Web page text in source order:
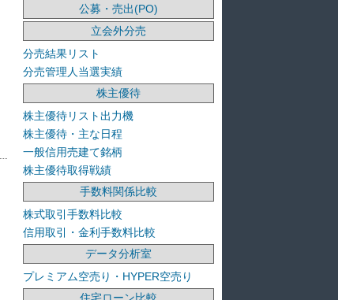
公募・売出(PO)
立会外分売
分売結果リスト
分売管理人当選実績
株主優待
株主優待リスト出力機
株主優待・主な日程
一般信用売建て銘柄
株主優待取得戦績
手数料関係比較
株式取引手数料比較
信用取引・金利手数料比較
データ分析室
プレミアム空売り・HYPER空売り
住宅ローン比較